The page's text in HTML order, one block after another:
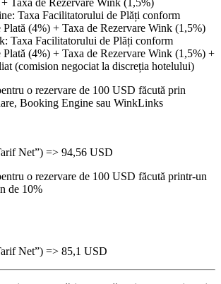
Taxa Facilitatorului de Plăți conform
Plată (4%) + Taxa de Rezervare Wink (1,5%)
Taxa Facilitatorului de Plăți conform
Plată (4%) + Taxa de Rezervare Wink (1,5%) +
(comision negociat la discreția hotelului)
o rezervare de 100 USD făcută prin
Booking Engine sau WinkLinks
Net”) => 94,56 USD
o rezervare de 100 USD făcută printr-un
de 10%
Net”) => 85,1 USD